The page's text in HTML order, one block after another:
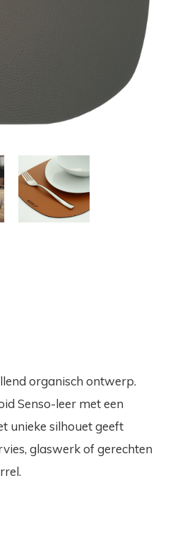
organisch ontwerp.
Senso-leer met een
unieke silhouet geeft
glaswerk of gerechten